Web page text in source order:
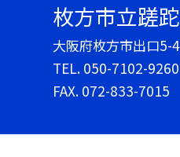
枚方市立蹉
大阪府枚方市出口5-
TEL. 050-7102-9260
FAX. 072-833-7015